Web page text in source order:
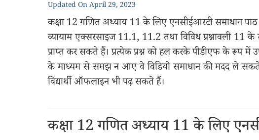
Updated OnApril 29, 2023
कक्षा 12 गणित अध्याय 11 के लिए एनसीईआरटी समाधान पाठ
व्यायाम एक्सरसाइज 11.1, 11.2 तथा विविध प्रश्नावली 11
प्राप्त कर सकते हैं। प्रत्येक प्रश्न को हल करके पीडीएफ के रूप में
के माध्यम से समझ न आए वे विडियो समाधान की मदद ले
विद्यार्थी ऑफलाइन भी पढ़ सकते हैं।
कक्षा 12 गणित अध्याय 11 के लिए